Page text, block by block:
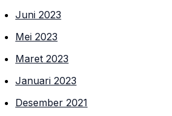
Juni 2023
Mei 2023
Maret 2023
Januari 2023
Desember 2021